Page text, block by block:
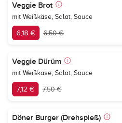
Veggie Brot
mit Weißkäse, Salat, Sauce
6,18 € 6,50 €
Veggie Dürüm
mit Weißkäse, Salat, Sauce
7,12 € 7,50 €
Döner Burger (Drehspieß)